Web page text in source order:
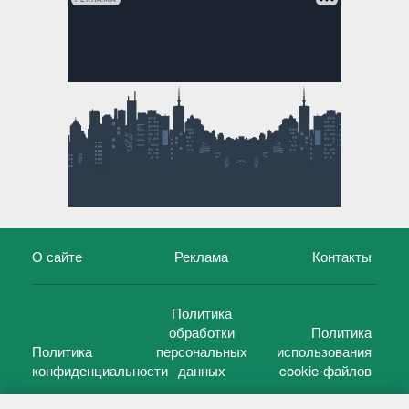
О сайте Реклама Контакты
Политика
конфиденциальности
Политика
обработки
персональных
данных
Политика
использования
cookie-файлов